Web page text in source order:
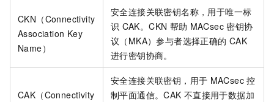
CKN（Connectivity
Association Key
Name）
安全连接关联密钥名称，用于唯一标
识 CAK。CKN 帮助 MACsec 密钥协
议（MKA）参与者选择正确的 CAK
进行密钥协商。
CAK（Connectivity
安全连接关联密钥，用于 MACsec 控
制平面通信。CAK 不直接用于数据加